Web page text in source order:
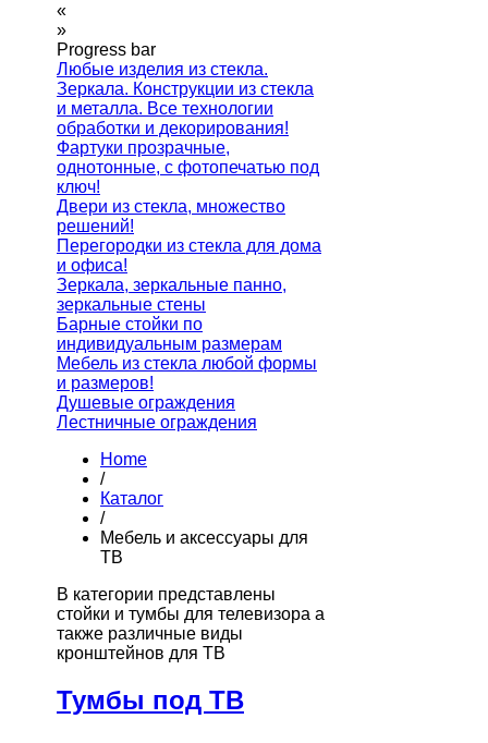
«
»
Progress bar
Любые изделия из стекла.
Зеркала. Конструкции из стекла
и металла. Все технологии
обработки и декорирования!
Фартуки прозрачные,
однотонные, с фотопечатью под
ключ!
Двери из стекла, множество
решений!
Перегородки из стекла для дома
и офиса!
Зеркала, зеркальные панно,
зеркальные стены
Барные стойки по
индивидуальным размерам
Мебель из стекла любой формы
и размеров!
Душевые ограждения
Лестничные ограждения
Home
/
Каталог
/
Мебель и аксессуары для
ТВ
В категории представлены
стойки и тумбы для телевизора а
также различные виды
кронштейнов для ТВ
Тумбы под ТВ